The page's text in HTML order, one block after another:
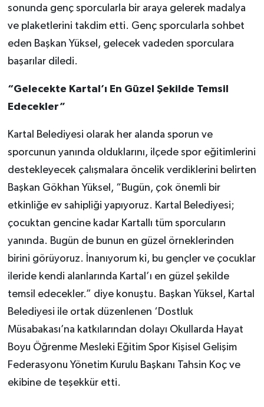
sonunda genç sporcularla bir araya gelerek madalya
ve plaketlerini takdim etti. Genç sporcularla sohbet
eden Başkan Yüksel, gelecek vadeden sporculara
başarılar diledi.
“Gelecekte Kartal’ı En Güzel Şekilde Temsil
Edecekler”
Kartal Belediyesi olarak her alanda sporun ve
sporcunun yanında olduklarını, ilçede spor eğitimlerini
destekleyecek çalışmalara öncelik verdiklerini belirten
Başkan Gökhan Yüksel, “Bugün, çok önemli bir
etkinliğe ev sahipliği yapıyoruz. Kartal Belediyesi;
çocuktan gencine kadar Kartallı tüm sporcuların
yanında. Bugün de bunun en güzel örneklerinden
birini görüyoruz. İnanıyorum ki, bu gençler ve çocuklar
ileride kendi alanlarında Kartal’ı en güzel şekilde
temsil edecekler.” diye konuştu. Başkan Yüksel, Kartal
Belediyesi ile ortak düzenlenen ‘Dostluk
Müsabakası’na katkılarından dolayı Okullarda Hayat
Boyu Öğrenme Mesleki Eğitim Spor Kişisel Gelişim
Federasyonu Yönetim Kurulu Başkanı Tahsin Koç ve
ekibine de teşekkür etti.